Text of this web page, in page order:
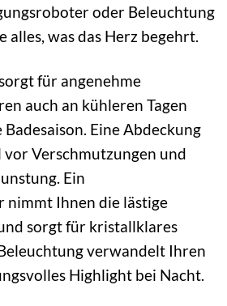
oder Beleuchtung
alles, was das Herz begehrt.
für angenehme
auch an kühleren Tagen
Eine Abdeckung
Verschmutzungen und
Ein
nimmt Ihnen die lästige
sorgt für kristallklares
verwandelt Ihren
Highlight bei Nacht.